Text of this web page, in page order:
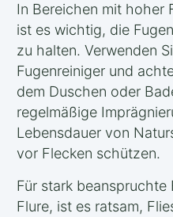
In Bereichen mit hoher
ist es wichtig, die
zu halten. Verwenden
Fugenreiniger und
dem Duschen oder
regelmäßige
Lebensdauer von
vor Flecken schützen.
Für stark
Flure, ist es ratsam,